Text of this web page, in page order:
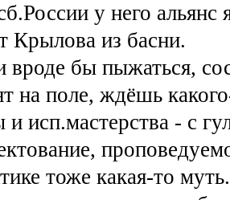
у него
Крылова из басни.
вроде бы пыжаться,
на поле, ждёшь
и исп.мастерства - с
тоже какая-то муть.